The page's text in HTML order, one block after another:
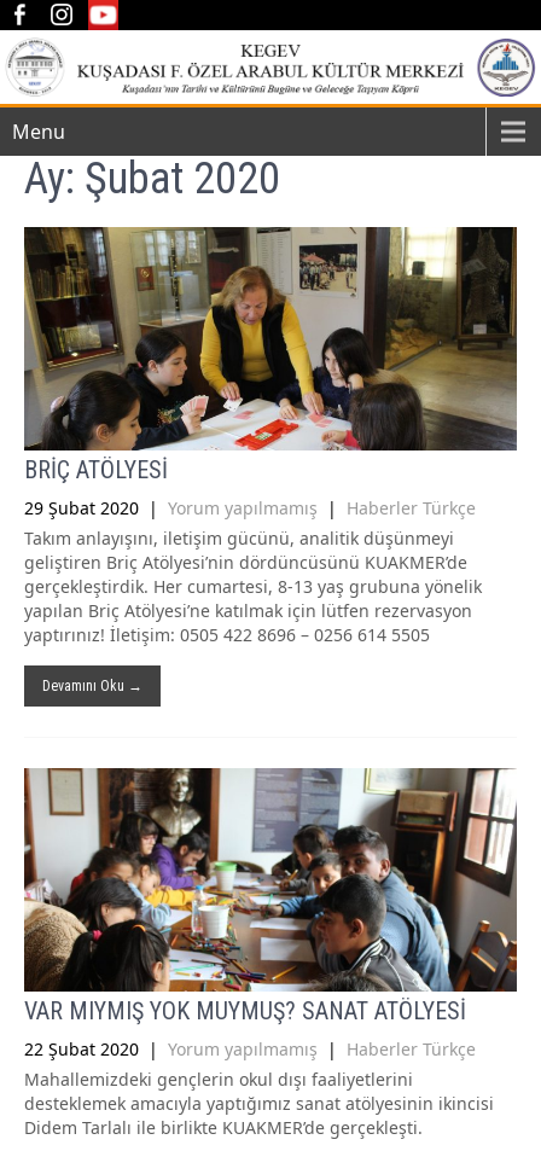
Menu
Ay: Şubat 2020
BRİÇ ATÖLYESİ
29 Şubat 2020 | Yorum yapılmamış | Haberler Türkçe
Takım anlayışını, iletişim gücünü, analitik düşünmeyi
geliştiren Briç Atölyesi’nin dördüncüsünü KUAKMER’de
gerçekleştirdik. Her cumartesi, 8-13 yaş grubuna yönelik
yapılan Briç Atölyesi’ne katılmak için lütfen rezervasyon
yaptırınız! İletişim: 0505 422 8696 – 0256 614 5505
Devamını Oku →
VAR MIYMIŞ YOK MUYMUŞ? SANAT ATÖLYESİ
22 Şubat 2020 | Yorum yapılmamış | Haberler Türkçe
Mahallemizdeki gençlerin okul dışı faaliyetlerini
desteklemek amacıyla yaptığımız sanat atölyesinin ikincisi
Didem Tarlalı ile birlikte KUAKMER’de gerçekleşti.